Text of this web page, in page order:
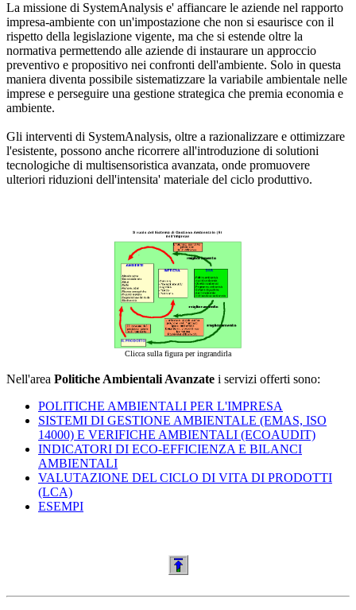
La missione di SystemAnalysis e' affiancare le aziende nel rapporto
impresa-ambiente con un'impostazione che non si esaurisce con il
rispetto della legislazione vigente, ma che si estende oltre la
normativa permettendo alle aziende di instaurare un approccio
preventivo e propositivo nei confronti dell'ambiente. Solo in questa
maniera diventa possibile sistematizzare la variabile ambientale nelle
imprese e perseguire una gestione strategica che premia economia e
ambiente.
Gli interventi di SystemAnalysis, oltre a razionalizzare e ottimizzare
l'esistente, possono anche ricorrere all'introduzione di solutioni
tecnologiche di multisensoristica avanzata, onde promuovere
ulteriori riduzioni dell'intensita' materiale del ciclo produttivo.
Clicca sulla figura per ingrandirla
Nell'area Politiche Ambientali Avanzate i servizi offerti sono:
POLITICHE AMBIENTALI PER L'IMPRESA
SISTEMI DI GESTIONE AMBIENTALE (EMAS, ISO
14000) E VERIFICHE AMBIENTALI (ECOAUDIT)
INDICATORI DI ECO-EFFICIENZA E BILANCI
AMBIENTALI
VALUTAZIONE DEL CICLO DI VITA DI PRODOTTI
(LCA)
ESEMPI